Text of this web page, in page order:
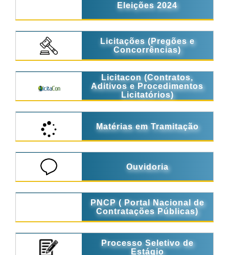
Eleições 2024
Licitações (Pregões e
Concorrências)
Licitacon (Contratos,
Aditivos e Procedimentos
Licitatórios)
Matérias em Tramitação
Ouvidoria
PNCP ( Portal Nacional de
Contratações Públicas)
Processo Seletivo de
Estágio